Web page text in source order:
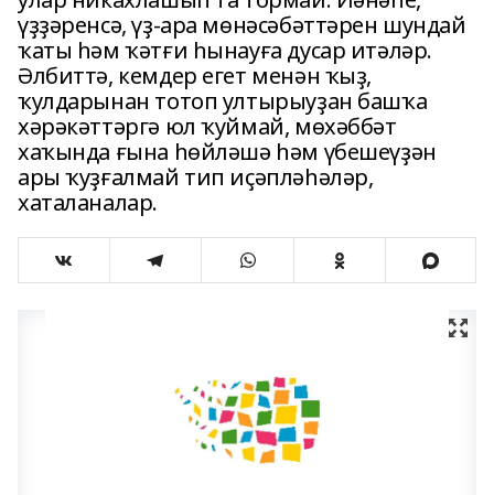
үҙҙәренсә, үҙ-ара мөнәсәбәттәрен шундай
ҡаты һәм ҡәтғи һынауға дусар итәләр.
Әлбиттә, кемдер егет менән ҡыҙ,
ҡулдарынан тотоп ултырыуҙан башҡа
хәрәкәттәргә юл ҡуймай, мөхәббәт
хаҡында ғына һөйләшә һәм үбешеүҙән
ары ҡуҙғалмай тип иҫәпләһәләр,
хаталаналар.